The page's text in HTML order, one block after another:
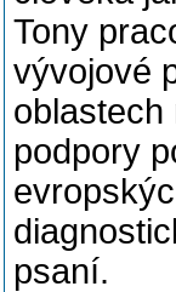
Tony
vývojové
podpory
psaní.